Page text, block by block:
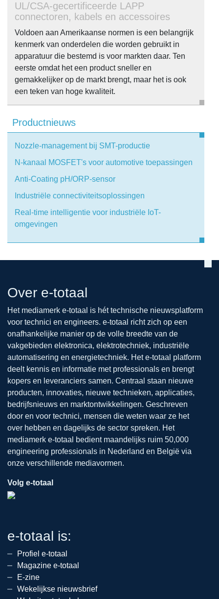
UL/CSA-gecertificeerde LAPP
connectoren, kabels en accessoires
Voldoen aan Amerikaanse normen is een belangrijk
kenmerk van onderdelen die worden gebruikt in
apparatuur die bestemd is voor markten daar. Ten
eerste omdat het een product sneller en
gemakkelijker op de markt brengt, maar het is ook
een teken van hoge kwaliteit.
Productnieuws
Nozzle-management bij SMT-productie
N-kanaal MOSFET's voor automotive toepassingen
Anti-Coating pH/ORP-sensor
Industriële connectiviteitsoplossingen
Real-time intelligentie voor industriële IoT-
omgevingen
Over e-totaal
Het mediamerk e-totaal is hét technische nieuwsplatform
voor technici en engineers. e-totaal richt zich op een
onafhankelijke manier op de volle breedte van de
vakgebieden elektronica, elektrotechniek, industriële
automatisering en energietechniek. Het e-totaal platform
deelt kennis en informatie met professionals en brengt
kopers en leveranciers samen. Centraal staan nieuwe
producten, innovaties, nieuwe technieken, applicaties,
bedrijfsnieuws en marktontwikkelingen. Geschreven
door en voor technici, mensen die weten waar ze het
over hebben en dagelijks de sector spreken. Het
mediamerk e-totaal bedient maandelijks ruim 50,000
engineering professionals in Nederland en België via
onze verschillende mediavormen.
Volg e-totaal
e-totaal is:
Profiel e-totaal
Magazine e-totaal
E-zine
Wekelijkse nieuwsbrief